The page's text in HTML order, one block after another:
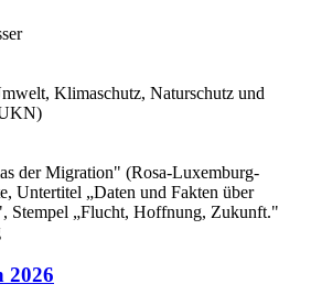
Klimaschutz, Naturschutz und
2026